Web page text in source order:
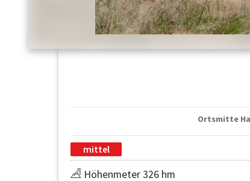
Ortsmitte
mittel
Höhenmeter 326 hm